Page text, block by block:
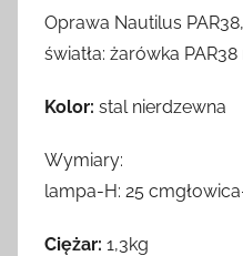
Oprawa Nautilus
światła: żarówka
Kolor: stal nierdzewna
Wymiary:
lampa-H: 25
Ciężar: 1,3kg